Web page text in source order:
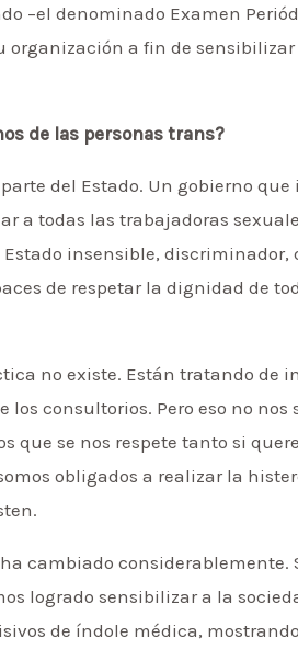
–el denominado Examen
organización a fin de
de las personas trans?
del Estado. Un gobierno que
a todas las trabajadoras
insensible, discriminador,
de respetar la dignidad de
no existe. Están tratando de
consultorios. Pero eso no nos
que se nos respete tanto si
obligados a realizar la
cambiado considerablemente.
logrado sensibilizar a la
de índole médica,